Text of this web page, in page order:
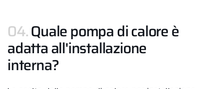
04.Quale pompa di calore è
adatta all'installazione
interna?